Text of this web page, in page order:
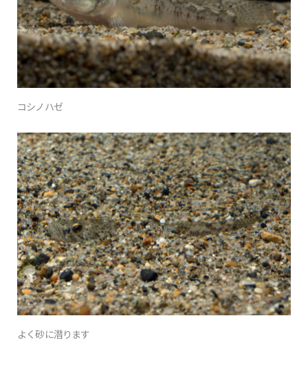
コシノハゼ
よく砂に潜ります